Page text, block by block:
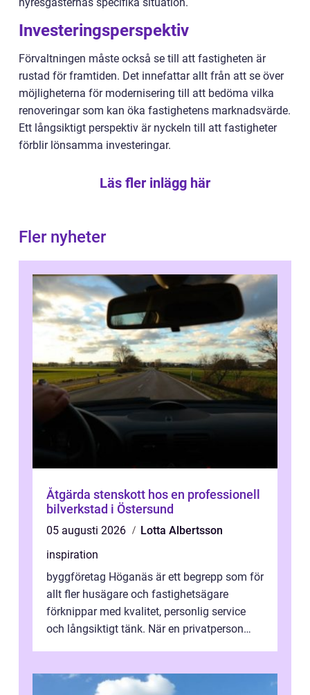
hyresgästernas specifika situation.
Investeringsperspektiv
Förvaltningen måste också se till att fastigheten är
rustad för framtiden. Det innefattar allt från att se över
möjligheterna för modernisering till att bedöma vilka
renoveringar som kan öka fastighetens marknadsvärde.
Ett långsiktigt perspektiv är nyckeln till att fastigheter
förblir lönsamma investeringar.
Läs fler inlägg här
Fler nyheter
Åtgärda stenskott hos en professionell
bilverkstad i Östersund
05 augusti 2026
Lotta Albertsson
inspiration
byggföretag Höganäs är ett begrepp som för
allt fler husägare och fastighetsägare
förknippar med kvalitet, personlig service
och långsiktigt tänk. När en privatperson